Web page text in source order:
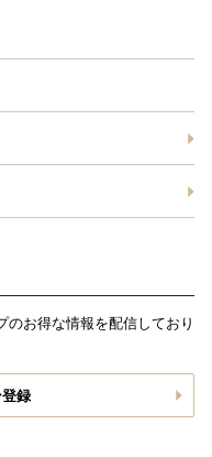
のお得な情報を配信しており
録